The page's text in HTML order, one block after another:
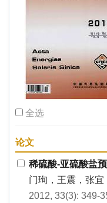
全选
论文
稀硫酸-亚硫酸盐
门珣，王震，张宜
2012, 33(3): 349-